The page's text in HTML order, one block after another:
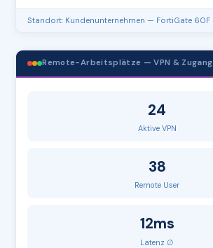
Standort: Kundenunternehmen — FortiGate 60F
Remote-Arbeitsplätze — VPN & Zugang
24
Aktive VPN
38
Remote User
12ms
Latenz ∅